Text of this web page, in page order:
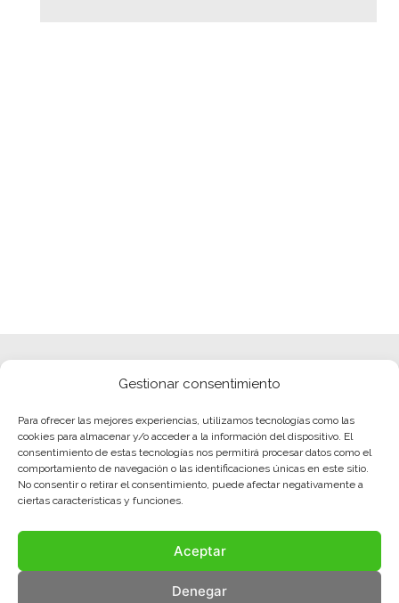
Gestionar consentimiento
Para ofrecer las mejores experiencias, utilizamos tecnologías como las
cookies para almacenar y/o acceder a la información del dispositivo. El
consentimiento de estas tecnologías nos permitirá procesar datos como el
comportamiento de navegación o las identificaciones únicas en este sitio.
No consentir o retirar el consentimiento, puede afectar negativamente a
ciertas características y funciones.
Aceptar
Denegar